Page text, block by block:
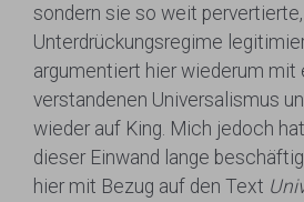
sondern sie so weit
Unterdrückungsregime
argumentiert hier wiederum mit
verstandenen Universalismus
wieder auf King. Mich jedoch
dieser Einwand lange
hier mit Bezug auf den Text